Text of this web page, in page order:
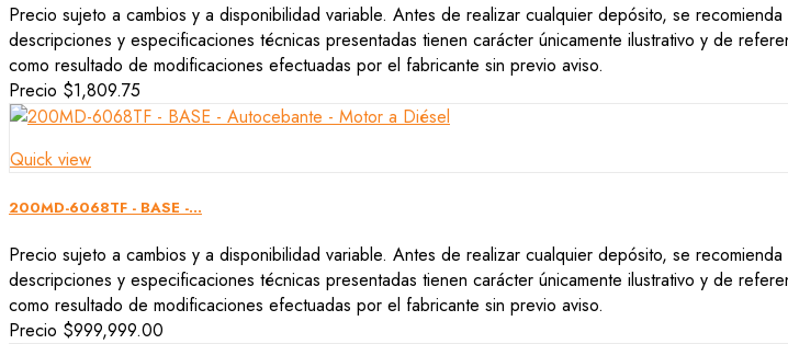
Precio sujeto a cambios y a disponibilidad variable. Antes de realizar cualquier depósito, se
descripciones y especificaciones técnicas presentadas tienen carácter únicamente ilustrativo y de
como resultado de modificaciones efectuadas por el fabricante sin previo aviso.
Precio $1,809.75
Quick view
200MD-6068TF - BASE -...
Precio sujeto a cambios y a disponibilidad variable. Antes de realizar cualquier depósito, se
descripciones y especificaciones técnicas presentadas tienen carácter únicamente ilustrativo y de
como resultado de modificaciones efectuadas por el fabricante sin previo aviso.
Precio $999,999.00